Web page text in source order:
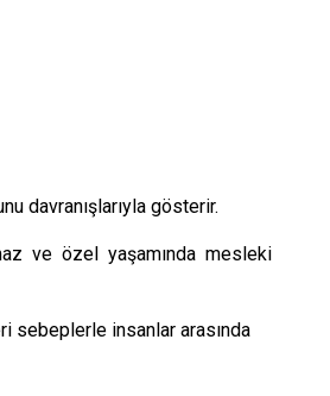
davranışlarıyla gösterir.
ve özel yaşamında mesleki
sebeplerle insanlar arasında